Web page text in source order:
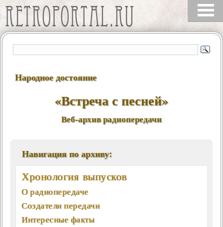
Народное достояние
«Встреча с песней»
Веб-архив радиопередачи
Навигация по архиву:
Хронология выпусков
О радиопередаче
Создатели передачи
Интересные факты